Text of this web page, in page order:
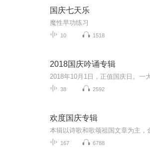
国庆七天乐
魔性早功练习
10 1518
2018国庆吟诵专辑
38 2592
欢度国庆专辑
167 6788